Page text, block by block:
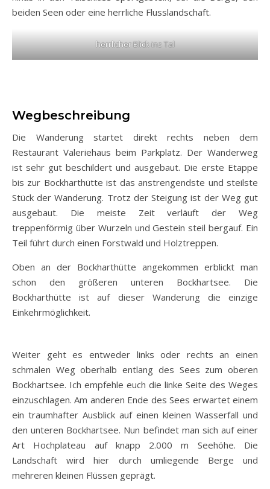
beiden Seen oder eine herrliche Flusslandschaft.
herrlicher Blick ins Tal
Wegbeschreibung
Die Wanderung startet direkt rechts neben dem
Restaurant Valeriehaus beim Parkplatz. Der Wanderweg
ist sehr gut beschildert und ausgebaut. Die erste Etappe
bis zur Bockharthütte ist das anstrengendste und steilste
Stück der Wanderung. Trotz der Steigung ist der Weg gut
ausgebaut. Die meiste Zeit verläuft der Weg
treppenförmig über Wurzeln und Gestein steil bergauf. Ein
Teil führt durch einen Forstwald und Holztreppen.
Oben an der Bockharthütte angekommen erblickt man
schon den größeren unteren Bockhartsee. Die
Bockharthütte ist auf dieser Wanderung die einzige
Einkehrmöglichkeit.
Weiter geht es entweder links oder rechts an einen
schmalen Weg oberhalb entlang des Sees zum oberen
Bockhartsee. Ich empfehle euch die linke Seite des Weges
einzuschlagen. Am anderen Ende des Sees erwartet einem
ein traumhafter Ausblick auf einen kleinen Wasserfall und
den unteren Bockhartsee. Nun befindet man sich auf einer
Art Hochplateau auf knapp 2.000 m Seehöhe. Die
Landschaft wird hier durch umliegende Berge und
mehreren kleinen Flüssen geprägt.